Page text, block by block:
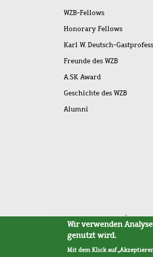
WZB-Fellows
Honorary Fellows
Karl W. Deutsch-
Freunde des WZB
A.SK Award
Geschichte des WZB
Alumni
SitemapBarrierefreiheit
Wir verwenden
genutzt wird.
Mit dem Klick auf